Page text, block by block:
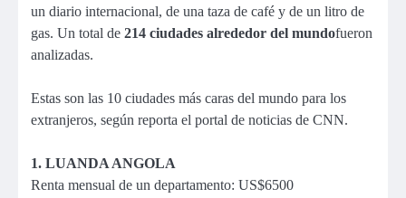
un diario internacional, de una taza de café y de un litro de
gas. Un total de 214 ciudades alrededor del mundofueron
analizadas.
Estas son las 10 ciudades más caras del mundo para los
extranjeros, según reporta el portal de noticias de CNN.
1. LUANDA ANGOLA
Renta mensual de un departamento: US$6500